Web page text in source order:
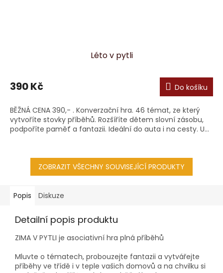
Léto v pytli
390 Kč Do košíku
BĚŽNÁ CENA 390,- . Konverzační hra. 46 témat, ze který
vytvoříte stovky příběhů. Rozšíříte dětem slovní zásobu,
podpoříte paměť a fantazii. Ideální do auta i na cesty. U...
ZOBRAZIT VŠECHNY SOUVISEJÍCÍ PRODUKTY
Popis Diskuze
Detailní popis produktu
ZIMA V PYTLI je asociativní hra plná příběhů
Mluvte o tématech, probouzejte fantazii a vytvářejte
příběhy ve třídě i v teple vašich domovů a na chvilku si